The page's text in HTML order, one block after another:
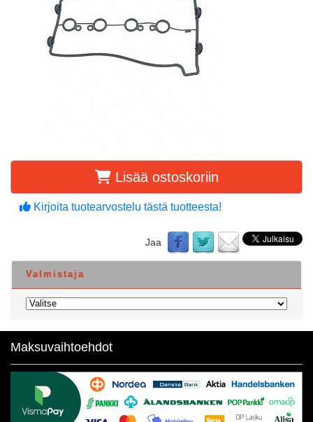
Lisää ostoskoriin
Kirjoita tuotearvostelu tästä tuotteesta!
Jaa
Valmistaja
Maksuvaihtoehdot